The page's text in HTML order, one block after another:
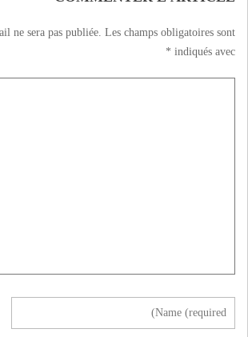
ne sera pas publiée. Les champs obligatoires sont
indiqués avec
*